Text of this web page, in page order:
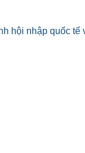
hội nhập quốc